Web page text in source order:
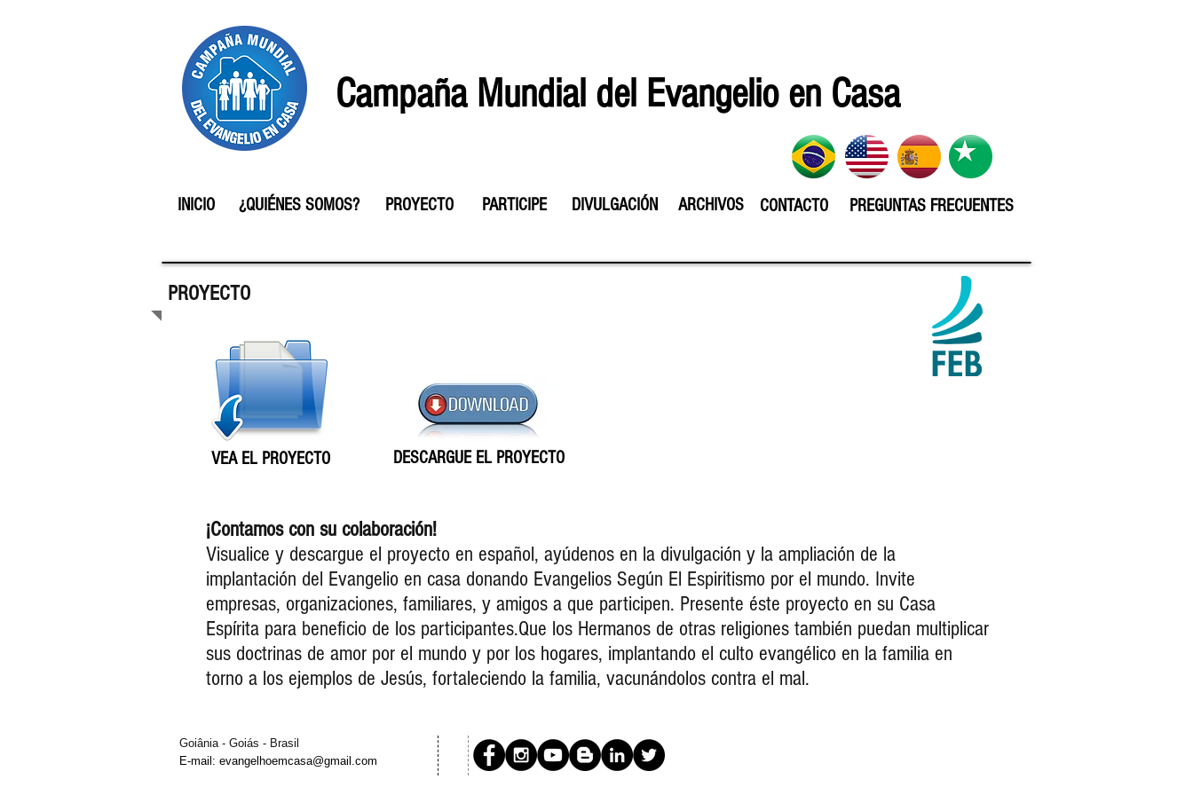
Campaña Mundial del Evangelio en Casa
INICIO ¿QUIÉNES SOMOS? PROYECTO PARTICIPE DIVULGACIÓN ARCHIVOS CONTACTO PREGUNTAS FRECUENTES
PROYECTO
VEA EL PROYECTO DESCARGUE EL PROYECTO
¡Contamos con su colaboración!
Visualice y descargue el proyecto en español, ayúdenos en la divulgación y la ampliación de la
implantación del Evangelio en casa donando Evangelios Según El Espiritismo por el mundo. Invite
empresas, organizaciones, familiares, y amigos a que participen. Presente éste proyecto en su Casa
Espírita para beneficio de los participantes.Que los Hermanos de otras religiones también puedan multiplicar
sus doctrinas de amor por el mundo y por los hogares, implantando el culto evangélico en la familia en
torno a los ejemplos de Jesús, fortaleciendo la familia, vacunándolos contra el mal.
Goiânia - Goiás - Brasil
E-mail: evangelhoemcasa@gmail.com